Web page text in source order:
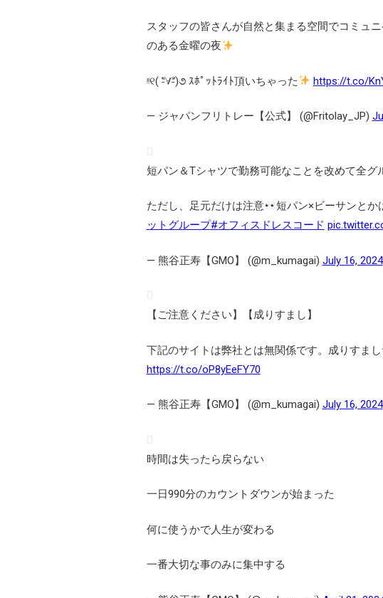
スタッフの皆さんが自然と集まる空間でコミュ
のある金曜の夜
ᵎᵎ୧( ⁼̴̀∀⁼̴́)૭ ｽﾎﾟｯﾄﾗｲﾄ頂いちゃった https://t.co/
— ジャパンフリトレー【公式】 (@Fritolay_JP)
短パン＆Tシャツで勤務可能なことを改めて全グ
ただし、足元だけは注意 短パン×ビーサンとか
ットグループ#オフィスドレスコード
— 熊谷正寿【GMO】 (@m_kumagai) July 16, 2024
【ご注意ください】【成りすまし】
下記のサイトは弊社とは無関係です。成りすま
https://t.co/oP8yEeFY70
— 熊谷正寿【GMO】 (@m_kumagai) July 16, 2024
時間は失ったら戻らない
一日990分のカウントダウンが始まった
何に使うかで人生が変わる
一番大切な事のみに集中する